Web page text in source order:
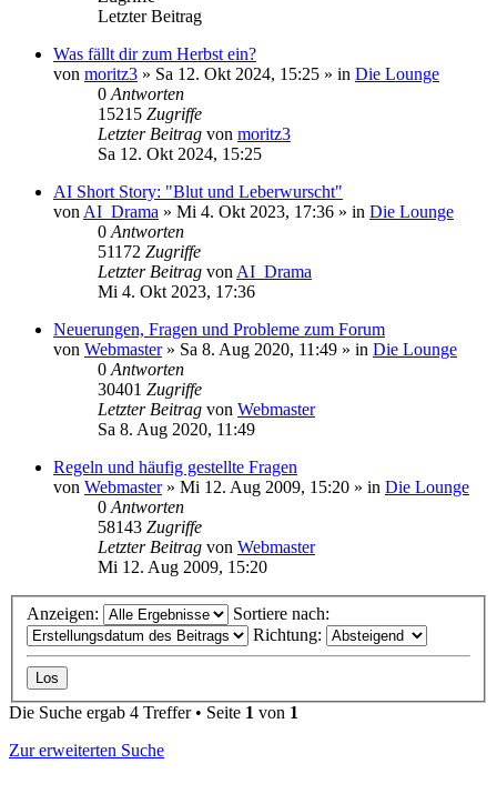
Letzter Beitrag
Was fällt dir zum Herbst ein?
von moritz3 » Sa 12. Okt 2024, 15:25 » in Die Lounge
0Antworten
15215 Zugriffe
Letzter Beitrag von moritz3
Sa 12. Okt 2024, 15:25
AI Short Story: "Blut und Leberwurscht"
vonAI_Drama » Mi 4. Okt 2023, 17:36 » in Die Lounge
0Antworten
51172 Zugriffe
Letzter Beitrag vonAI_Drama
Mi 4. Okt 2023, 17:36
Neuerungen, Fragen und Probleme zum Forum
von Webmaster» Sa 8. Aug 2020, 11:49 » in Die Lounge
0Antworten
30401 Zugriffe
Letzter Beitrag von Webmaster
Sa 8. Aug 2020, 11:49
Regeln und häufig gestellte Fragen
von Webmaster» Mi 12. Aug 2009, 15:20 » in Die Lounge
0Antworten
58143 Zugriffe
Letzter Beitrag von Webmaster
Mi 12. Aug 2009, 15:20
Anzeigen:
Sortiere nach:
Richtung:
Die Suche ergab 4 Treffer • Seite 1 von 1
Zur erweiterten Suche